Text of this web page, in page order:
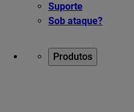
Suporte
Sob ataque?
Produtos